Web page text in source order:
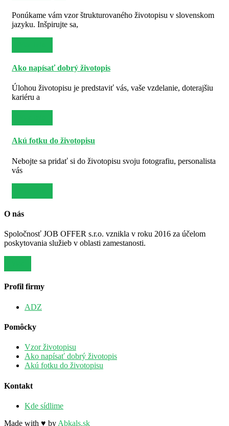
Ponúkame vám vzor štrukturovaného životopisu v slovenskom
jazyku. Inšpirujte sa,
Ako napísať dobrý životopis
Úlohou životopisu je predstaviť vás, vaše vzdelanie, doterajšiu
kariéru a
Akú fotku do životopisu
Nebojte sa pridať si do životopisu svoju fotografiu, personalista
vás
O nás
Spoločnosť JOB OFFER s.r.o. vznikla v roku 2016 za účelom
poskytovania služieb v oblasti zamestanosti.
Profil firmy
ADZ
Pomôcky
Vzor životopisu
Ako napísať dobrý životopis
Akú fotku do životopisu
Kontakt
Kde sídlime
Made with ♥ by Abkals.sk